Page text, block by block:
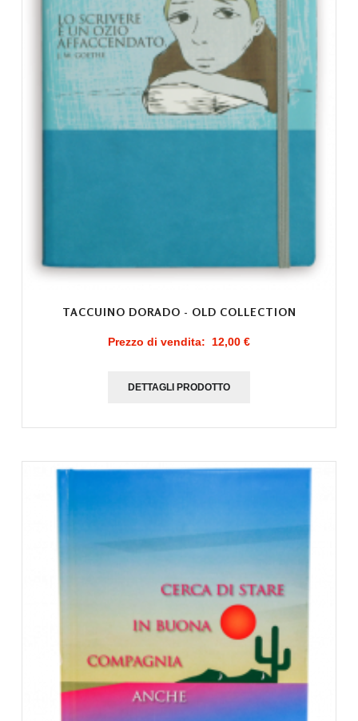
TACCUINO DORADO - OLD COLLECTION
Prezzo di vendita: 12,00 €
DETTAGLI PRODOTTO